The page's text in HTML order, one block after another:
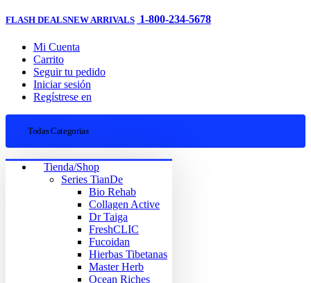
FLASH DEALSNEW ARRIVALS 1-800-234-5678
Mi Cuenta
Carrito
Seguir tu pedido
Iniciar sesión
Regístrese en
Todas Categorias
Tienda/Shop
Series TianDe
Bio Rehab
Collagen Active
Dr Taiga
FreshCLIC
Fucoidan
Hierbas Tibetanas
Master Herb
Ocean Riches